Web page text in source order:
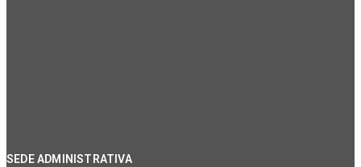
SEDE ADMINISTRATIVA